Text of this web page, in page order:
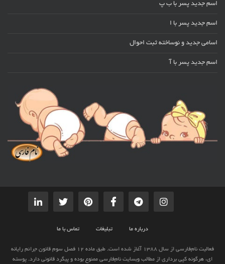
اسم جدید پسر با ب پ
اسم جدید پسر با ا
اسامی جدید و نوساخته ثبت احوال
اسم جدید پسر با آ
درباره ما تبلیغات تماس با ما
فعالیت نام‌فارسی از سال 1388 آغاز شده است. طبق ماده 12 فصل سوم قانون جرائم رایانه
ای، هرگونه کپی برداری از مطالب وبسایت نام‌فارسی ممنوع بوده و پیگرد قانونی دارد. پوسته